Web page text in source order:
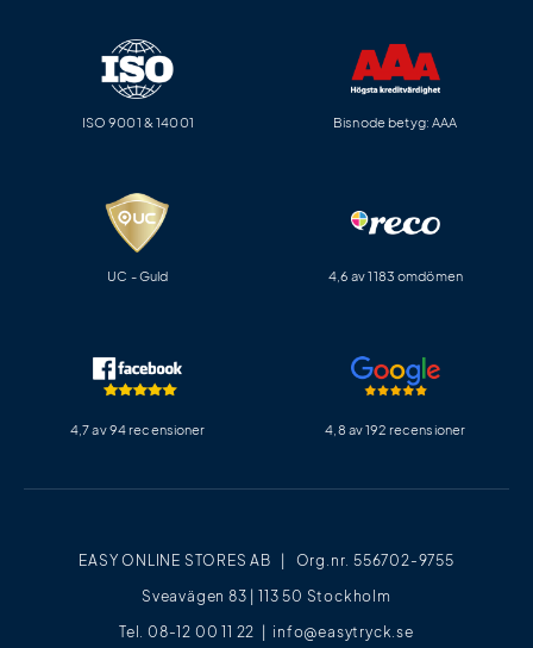
EASY ONLINE STORES AB | Org.nr. 556702-9755
Sveavägen 83 | 113 50 Stockholm
Tel. 08-12 00 11 22 | info@easytryck.se
ISO 9001 & 14001 Bisnode betyg: AAA
UC - Guld 4,6 av 1183 omdömen
4,7 av 94 recensioner 4,8 av 192 recensioner